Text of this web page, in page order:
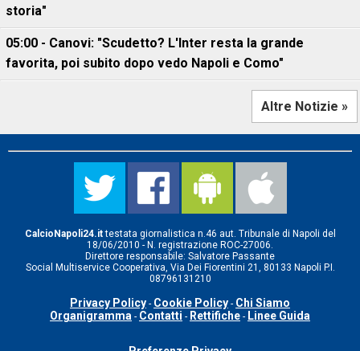
storia"
05:00 - Canovi: "Scudetto? L'Inter resta la grande
favorita, poi subito dopo vedo Napoli e Como"
Altre Notizie »
CalcioNapoli24.ittestata giornalistica n.46 aut. Tribunale di Napoli del
18/06/2010 - N. registrazione ROC-27006.
Direttore responsabile: Salvatore Passante
Social Multiservice Cooperativa, Via Dei Fiorentini 21, 80133 Napoli P.I.
08796131210
Privacy Policy - Cookie Policy - Chi Siamo
Organigramma - Contatti - Rettifiche - Linee Guida